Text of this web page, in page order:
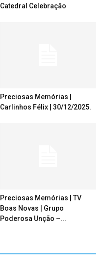
Catedral Celebração
Preciosas Memórias |
Carlinhos Félix | 30/12/2025.
Preciosas Memórias | TV
Boas Novas | Grupo
Poderosa Unção –...